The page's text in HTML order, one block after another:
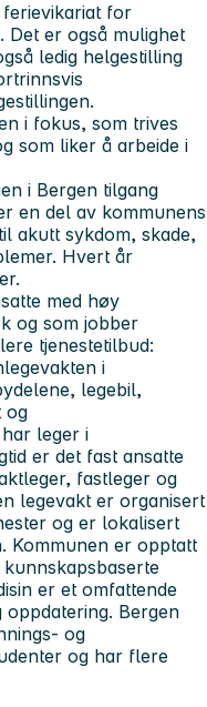
for
Det er også mulighet
ledig helgestilling
i fokus, som trives
som liker å arbeide i
i Bergen tilgang
en del av kommunens
akutt sykdom, skade,
Hvert år
med høy
og som jobber
tjenestetilbud:
i
legebil,
og
leger i
er det fast ansatte
fastleger og
legevakt er organisert
og er lokalisert
Kommunen er opptatt
er et omfattende
Bergen
og
og har flere